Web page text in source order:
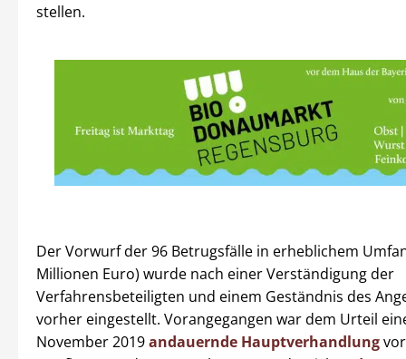
stellen.
Der Vorwurf der 96 Betrugsfälle in erheblichem
Millionen Euro) wurde nach einer Verständigung der
Verfahrensbeteiligten und einem Geständnis des
vorher eingestellt. Vorangegangen war dem Urteil
November 2019andauernde Hauptverhandlung